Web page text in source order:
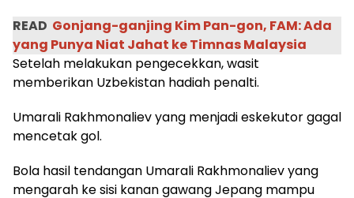
READ Gonjang-ganjing Kim Pan-gon, FAM: Ada
yang Punya Niat Jahat ke Timnas Malaysia
Setelah melakukan pengecekkan, wasit
memberikan Uzbekistan hadiah penalti.
Umarali Rakhmonaliev yang menjadi eskekutor gagal
mencetak gol.
Bola hasil tendangan Umarali Rakhmonaliev yang
mengarah ke sisi kanan gawang Jepang mampu